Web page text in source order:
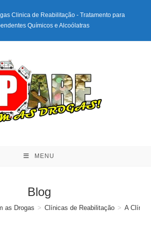
Clinica de Reabilitação - Tratamento para
Químicos e Alcoólatras
MENU
Blog
as Drogas > Clínicas de Reabilitação > A